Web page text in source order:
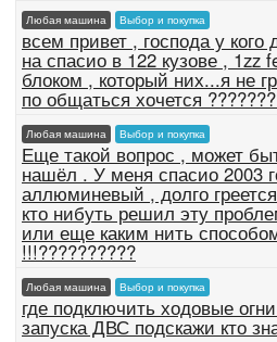
Любая машина Выбор и покупка
всем привет , господа у кого
на спасио в 122 кузове ,
блоком , который них...я не
по общаться хочется
Любая машина Выбор и покупка
Еще такой вопрос , может
нашёл . У меня спасио 2003
аллюминевый , долго
кто нибуть решил эту
или еще каким нить
!!!??????????
Любая машина Выбор и покупка
где подключить ходовые
запуска ДВС подскажи кто